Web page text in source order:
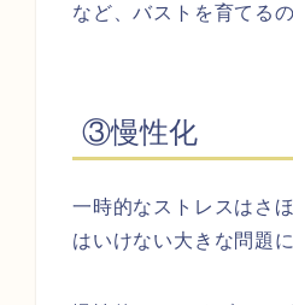
など、バストを育てる
③慢性化
一時的なストレスはさ
はいけない大きな問題